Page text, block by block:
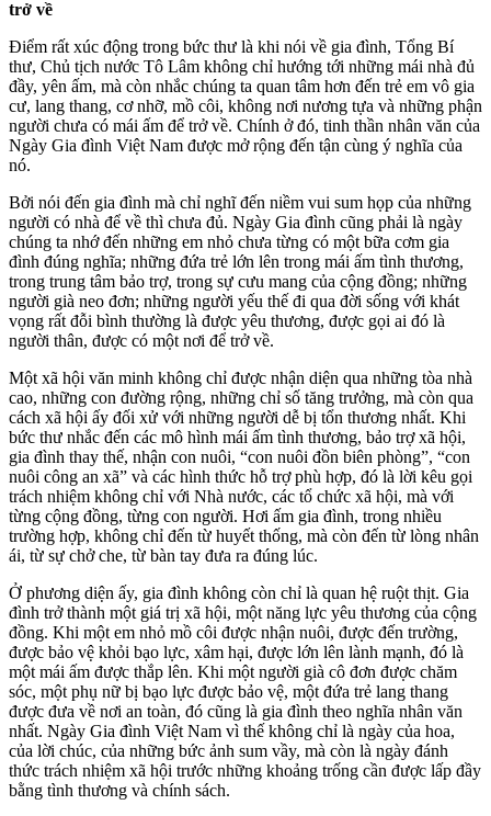
trở về
Điểm rất xúc động trong bức thư là khi nói về gia đình, Tổng Bí
thư, Chủ tịch nước Tô Lâm không chỉ hướng tới những mái nhà đủ
đầy, yên ấm, mà còn nhắc chúng ta quan tâm hơn đến trẻ em vô gia
cư, lang thang, cơ nhỡ, mồ côi, không nơi nương tựa và những phận
người chưa có mái ấm để trở về. Chính ở đó, tinh thần nhân văn của
Ngày Gia đình Việt Nam được mở rộng đến tận cùng ý nghĩa của
nó.
Bởi nói đến gia đình mà chỉ nghĩ đến niềm vui sum họp của những
người có nhà để về thì chưa đủ. Ngày Gia đình cũng phải là ngày
chúng ta nhớ đến những em nhỏ chưa từng có một bữa cơm gia
đình đúng nghĩa; những đứa trẻ lớn lên trong mái ấm tình thương,
trong trung tâm bảo trợ, trong sự cưu mang của cộng đồng; những
người già neo đơn; những người yếu thế đi qua đời sống với khát
vọng rất đỗi bình thường là được yêu thương, được gọi ai đó là
người thân, được có một nơi để trở về.
Một xã hội văn minh không chỉ được nhận diện qua những tòa nhà
cao, những con đường rộng, những chỉ số tăng trưởng, mà còn qua
cách xã hội ấy đối xử với những người dễ bị tổn thương nhất. Khi
bức thư nhắc đến các mô hình mái ấm tình thương, bảo trợ xã hội,
gia đình thay thế, nhận con nuôi, “con nuôi đồn biên phòng”, “con
nuôi công an xã” và các hình thức hỗ trợ phù hợp, đó là lời kêu gọi
trách nhiệm không chỉ với Nhà nước, các tổ chức xã hội, mà với
từng cộng đồng, từng con người. Hơi ấm gia đình, trong nhiều
trường hợp, không chỉ đến từ huyết thống, mà còn đến từ lòng nhân
ái, từ sự chở che, từ bàn tay đưa ra đúng lúc.
Ở phương diện ấy, gia đình không còn chỉ là quan hệ ruột thịt. Gia
đình trở thành một giá trị xã hội, một năng lực yêu thương của cộng
đồng. Khi một em nhỏ mồ côi được nhận nuôi, được đến trường,
được bảo vệ khỏi bạo lực, xâm hại, được lớn lên lành mạnh, đó là
một mái ấm được thắp lên. Khi một người già cô đơn được chăm
sóc, một phụ nữ bị bạo lực được bảo vệ, một đứa trẻ lang thang
được đưa về nơi an toàn, đó cũng là gia đình theo nghĩa nhân văn
nhất. Ngày Gia đình Việt Nam vì thế không chỉ là ngày của hoa,
của lời chúc, của những bức ảnh sum vầy, mà còn là ngày đánh
thức trách nhiệm xã hội trước những khoảng trống cần được lấp đầy
bằng tình thương và chính sách.